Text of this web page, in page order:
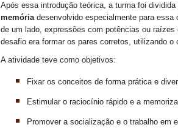
Após essa introdução teórica, a turma foi dividida
memóriadesenvolvido especialmente para essa
de um lado, expressões com potências ou
desafio era formar os pares corretos, utilizando o
A atividade teve como objetivos:
Fixar os conceitos de forma prática e
Estimular o raciocínio rápido e a
Promover a socialização e o trabalho em